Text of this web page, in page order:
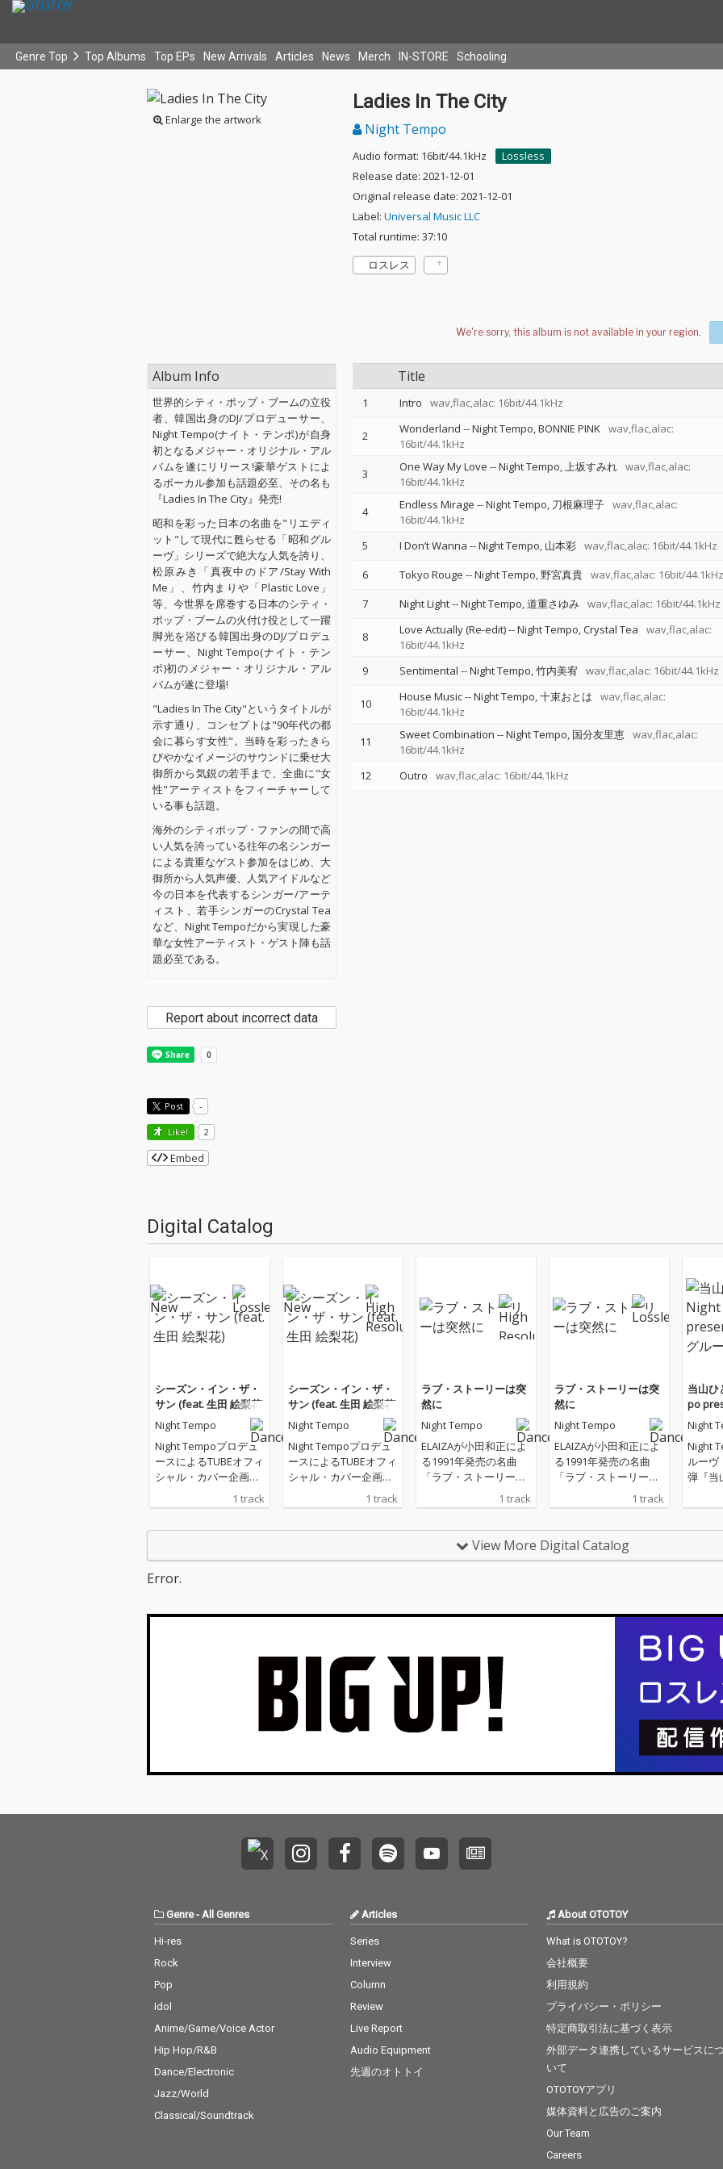
Genre Top Top Albums Top EPs New Arrivals Articles News Merch IN-STORE Schooling
Enlarge the artwork
Ladies In The City
Night Tempo
Audio format: 16bit/44.1kHz
Lossless
Release date: 2021-12-01
Original release date: 2021-12-01
Label: Universal Music LLC
Total runtime: 37:10
ロスレス
Title
1 Intro wav,flac,alac: 16bit/44.1kHz
2 Wonderland --Night Tempo BONNIE PINK wav,flac,alac:
16bit/44.1kHz
3 One Way My Love --Night Tempo 上坂すみれ wav,flac,alac:
16bit/44.1kHz
4 Endless Mirage --Night Tempo 刀根麻理子 wav,flac,alac:
16bit/44.1kHz
5 I Don’t Wanna --Night Tempo 山本彩 wav,flac,alac: 16bit/44.1kHz
6
Tokyo Rouge --Night Tempo 野宮真貴 wav,flac,alac: 16bit/44.1kHz
7
Night Light--Night Tempo 道重さゆみ wav,flac,alac: 16bit/44.1kHz
8 Love Actually (Re-edit)--Night Tempo Crystal Tea
wav,flac,alac:
16bit/44.1kHz
9 Sentimental --Night Tempo 竹内美宥 wav,flac,alac: 16bit/44.1kHz
10 House Music--Night Tempo 十束おとは
wav,flac,alac:
16bit/44.1kHz
11 Sweet Combination --Night Tempo 国分友里恵 wav,flac,alac:
16bit/44.1kHz
12 Outro wav,flac,alac: 16bit/44.1kHz
Album Info
世界的シティ・ポップ・ブームの立役
者、韓国出身のDJ/プロデューサー、
Night Tempo(ナイト・テンポ)が自身
初となるメジャー・オリジナル・アル
バムを遂にリリース!豪華ゲストによ
るボーカル参加も話題必至、その名も
『Ladies In The City』発売!
昭和を彩った日本の名曲を"リエディ
ット"して現代に甦らせる「昭和グル
ーヴ」シリーズで絶大な人気を誇り、
松原みき「真夜中のドア/Stay With
Me」、竹内まりや「Plastic Love」
等、今世界を席巻する日本のシティ・
ポップ・ブームの火付け役として一躍
脚光を浴びる韓国出身のDJ/プロデュ
ーサー、Night Tempo(ナイト・テン
ポ)初のメジャー・オリジナル・アル
バムが遂に登場!
"Ladies In The City"というタイトルが
示す通り、コンセプトは"90年代の都
会に暮らす女性"。当時を彩ったきら
びやかなイメージのサウンドに乗せ大
御所から気鋭の若手まで、全曲に"女
性"アーティストをフィーチャーして
いる事も話題。
海外のシティポップ・ファンの間で高
い人気を誇っている往年の名シンガー
による貴重なゲスト参加をはじめ、大
御所から人気声優、人気アイドルなど
今の日本を代表するシンガー/アーテ
ィスト、若手シンガーのCrystal Tea
など、Night Tempoだから実現した豪
華な女性アーティスト・ゲスト陣も話
題必至である。
Report about incorrect data
Post -
Like! 2
Embed
Digital Catalog
シーズン・イン・ザ・
サン (feat. 生田 絵梨花)
Night Tempo
Night Tempoプロデュ
ースによるTUBEオフィ
シャル・カバー企画の
1 track
シーズン・イン・ザ・
サン (feat. 生田 絵梨花)
Night Tempo
Night Tempoプロデュ
ースによるTUBEオフィ
シャル・カバー企画の
1 track
ラブ・ストーリーは突
然に
Night Tempo
ELAIZAが小田和正によ
る1991年発売の名曲
「ラブ・ストーリーは
突然に」をNight Temp
oプロデュースでカバ
ィ『恋の結末はミュー
ジックビデオで』主題
1 track
ラブ・ストーリーは突
然に
Night Tempo
ELAIZAが小田和正によ
る1991年発売の名曲
「ラブ・ストーリーは
突然に」をNight Temp
oプロデュースでカバ
ィ『恋の結末はミュー
ジックビデオで』主題
1 track
当山ひ
po
グルーヴ
Night
Night
ルーヴ
弾『当
昭和グ
View More Digital Catalog
Error.
Genre- All Genres
Hi-res
Rock
Pop
Idol
Anime/Game/Voice Actor
Hip Hop/R&B
Dance/Electronic
Jazz/World
Classical/Soundtrack
Articles
Series
Interview
Column
Review
Live Report
Audio Equipment
先週のオトトイ
About OTOTOY
What is OTOTOY?
会社概要
利用規約
プライバシー・ポリシー
特定商取引法に基づく表示
外部データ連携しているサービスにつ
いて
OTOTOYアプリ
媒体資料と広告のご案内
Our Team
Careers